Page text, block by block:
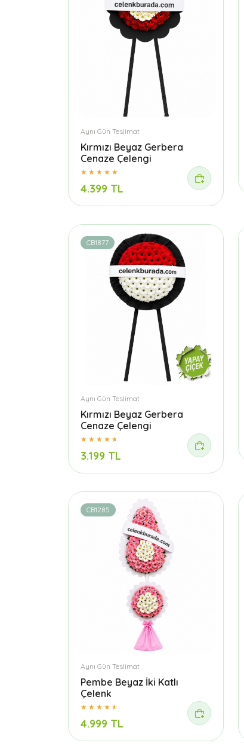
Aynı Gün Teslimat
Kırmızı Beyaz Gerbera
Cenaze Çelengi
4.399 TL
CB1877
Aynı Gün Teslimat
Kırmızı Beyaz Gerbera
Cenaze Çelengi
3.199 TL
CB1285
Aynı Gün Teslimat
Pembe Beyaz İki Katlı
Çelenk
4.999 TL